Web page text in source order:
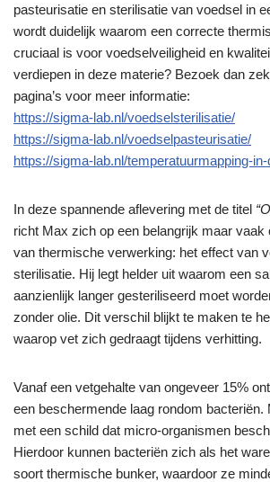
pasteurisatie en sterilisatie van voedsel in
wordt duidelijk waarom een correcte
cruciaal is voor voedselveiligheid en
verdiepen in deze materie? Bezoek dan
pagina’s voor meer informatie:
https://sigma-lab.nl/voedselsterilisatie/
https://sigma-lab.nl/voedselpasteurisatie/
https://sigma-lab.nl/temperatuurmapping-
In deze spannende aflevering met de titel
richt Max zich op een belangrijk maar vaak
van thermische verwerking: het effect van
sterilisatie. Hij legt helder uit waarom een
aanzienlijk langer gesteriliseerd moet
zonder olie. Dit verschil blijkt te maken te
waarop vet zich gedraagt tijdens verhitting.
Vanaf een vetgehalte van ongeveer 15%
een beschermende laag rondom bacteriën.
met een schild dat micro-organismen
Hierdoor kunnen bacteriën zich als het
soort thermische bunker, waardoor ze